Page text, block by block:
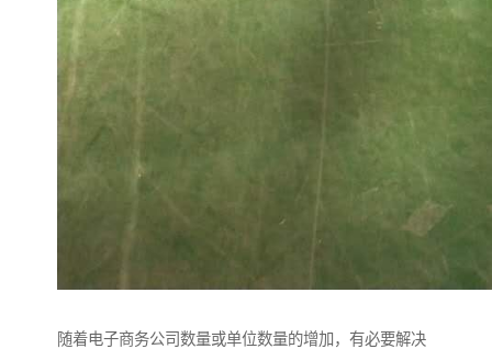
随着电子商务公司数量或单位数量的增加，有必要解决